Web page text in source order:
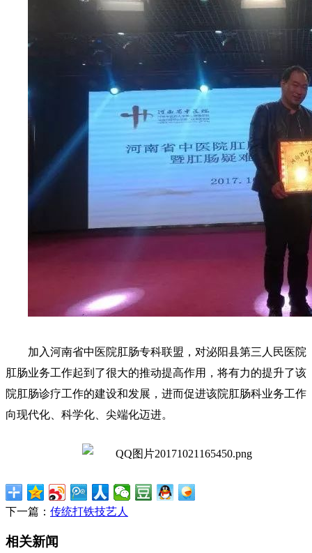
加入河南省中医院肛肠专科联盟，对泌阳县第三人民医院
肛肠业务工作起到了很大的推动提高作用，将有力的提升了该
院肛肠诊疗工作的建设和发展，进而促进该院肛肠科业务工作
向现代化、科学化、尖端化迈进。
下一篇： 传统打铁技艺人
相关新闻